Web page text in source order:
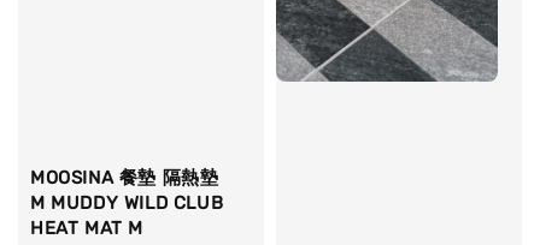
MOOSINA 餐墊 隔熱墊
M MUDDY WILD CLUB
HEAT MAT M